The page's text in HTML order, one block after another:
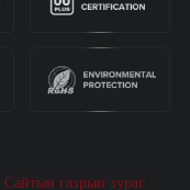
Сайтын газрын зураг